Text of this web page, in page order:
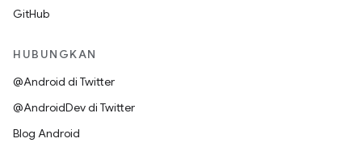
GitHub
HUBUNGKAN
@Android di Twitter
@AndroidDev di Twitter
Blog Android